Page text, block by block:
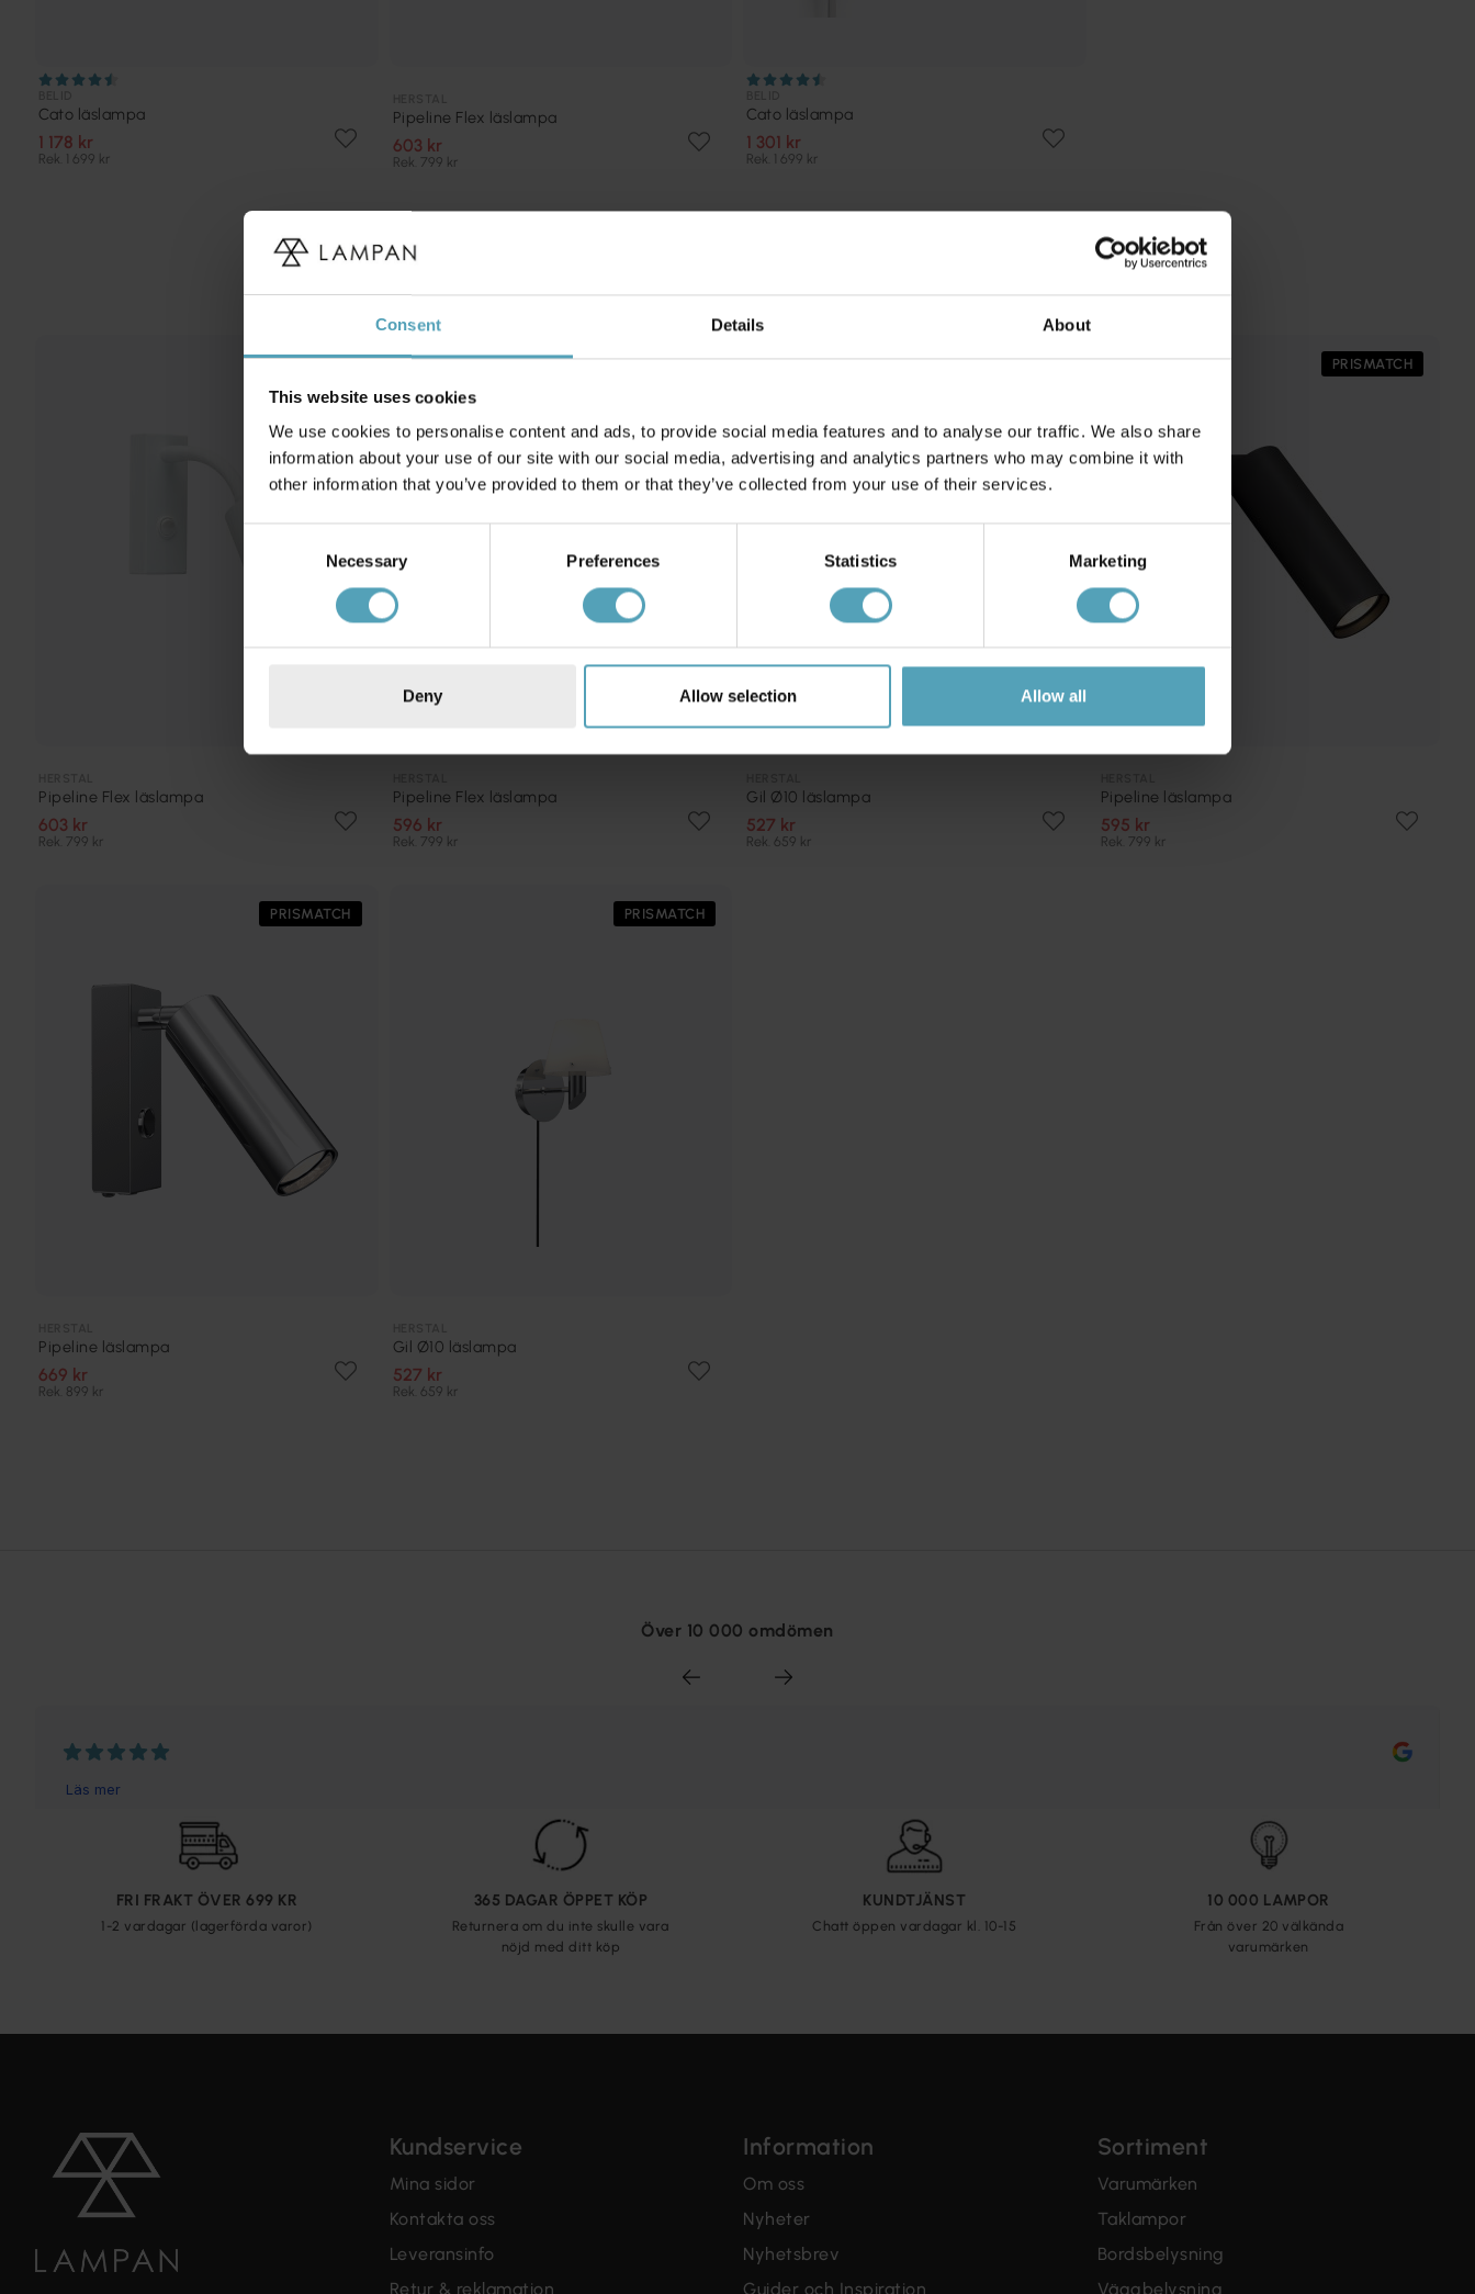
Consent Details About
This website uses cookies
We use cookies to personalise content and ads, to provide social media features and to analyse our traffic. We also share
information about your use of our site with our social media, advertising and analytics partners who may combine it with
other information that you’ve provided to them or that they’ve collected from your use of their services.
Necessary Preferences Statistics Marketing
Deny Allow selection Allow all
Cato läslampa
1 178 kr
Rek. 1 699 kr
Pipeline Flex läslampa
603 kr
Rek. 799 kr
Cato läslampa
1 301 kr
Rek. 1 699 kr
PRISMATCH
Pipeline Flex läslampa
603 kr
Rek. 799 kr
PRISMATCH
Pipeline Flex läslampa
596 kr
Rek. 799 kr
PRISMATCH
Gil Ø10 läslampa
527 kr
Rek. 659 kr
PRISMATCH
Pipeline läslampa
595 kr
Rek. 799 kr
PRISMATCH
Pipeline läslampa
669 kr
Rek. 899 kr
PRISMATCH
Gil Ø10 läslampa
527 kr
Rek. 659 kr
Över 10 000 omdömen
FRI FRAKT ÖVER 699 KR
1-2 vardagar (lagerförda varor)
365 DAGAR ÖPPET KÖP
Returnera om du inte skulle vara
nöjd med ditt köp
KUNDTJÄNST
Chatt öppen vardagar kl. 10-15
10 000 LAMPOR
Från över 20 välkända
varumärken
Kundservice
Mina sidor
Kontakta oss
Leveransinfo
Retur & reklamation
Information
Om oss
Nyheter
Nyhetsbrev
Guider och Inspiration
Sortiment
Varumärken
Taklampor
Bordsbelysning
Väggbelysning